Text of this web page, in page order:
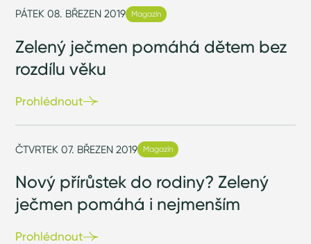
PÁTEK 08. BŘEZEN 2019 Magazín
Zelený ječmen pomáhá dětem bez
rozdílu věku
Prohlédnout
ČTVRTEK 07. BŘEZEN 2019 Magazín
Nový přírůstek do rodiny? Zelený
ječmen pomáhá i nejmenším
Prohlédnout